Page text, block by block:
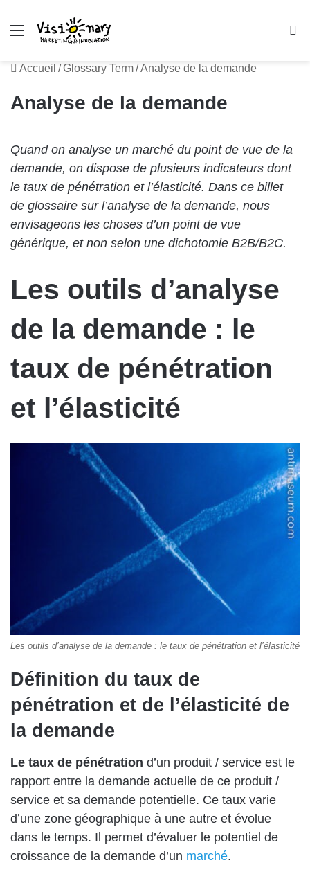
Menu
Accueil /Glossary Term/Analyse de la demande
Analyse de la demande
Quand on analyse un marché du point de vue de la
demande, on dispose de plusieurs indicateurs dont
le taux de pénétration et l’élasticité. Dans ce billet
de glossaire sur l’analyse de la demande, nous
envisageons les choses d’un point de vue
générique, et non selon une dichotomie B2B/B2C.
Les outils d’analyse
de la demande : le
taux de pénétration
et l’élasticité
Les outils d’analyse de la demande : le taux de pénétration et l’élasticité
Définition du taux de
pénétration et de l’élasticité de
la demande
Le taux de pénétration d’un produit / service est le
rapport entre la demande actuelle de ce produit /
service et sa demande potentielle. Ce taux varie
d’une zone géographique à une autre et évolue
dans le temps. Il permet d’évaluer le potentiel de
croissance de la demande d’un marché.